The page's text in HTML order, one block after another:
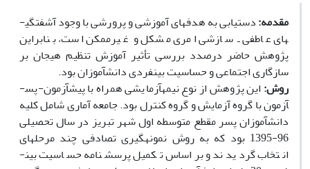
مقدمه:دستیابی به هدف­های آموزشی و پرورشی با وجود آشفتگی­
های عاطفی ـ سازشی امری مشکل و غیرممکن است، بنابراین
پژوهش حاضر درصدد بررسی تأثیر آموزش تنظیم هیجان بر
سازگاری اجتماعی و حساسیت بین­فردی دانش­آموزان بود.
روش:این پژوهش از نوع نیمه­آزمایشی همراه با پیش­آزمون-پس­
آزمون با گروه آزمایش و گروه کنترل بود. جامعه آماری شامل کلیه
دانش­آموزان پسر مقطع متوسطه اول شهر تبریز در سال تحصیلی
96-1395 بود که به­ روش نمونه­گیری تصادفی چند مرحله­ای
انتخاب گردیدند و براساس تکمیل پرسش­نامه حساسیت بین­